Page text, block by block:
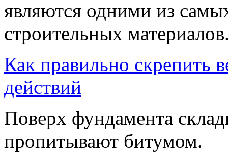
являются одними из
строительных
Как правильно скрепить
действий
Поверх фундамента
пропитывают битумом.